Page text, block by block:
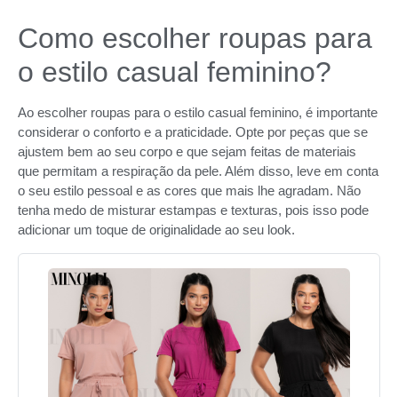
Como escolher roupas para
o estilo casual feminino?
Ao escolher roupas para o estilo casual feminino, é importante
considerar o conforto e a praticidade. Opte por peças que se
ajustem bem ao seu corpo e que sejam feitas de materiais
que permitam a respiração da pele. Além disso, leve em conta
o seu estilo pessoal e as cores que mais lhe agradam. Não
tenha medo de misturar estampas e texturas, pois isso pode
adicionar um toque de originalidade ao seu look.